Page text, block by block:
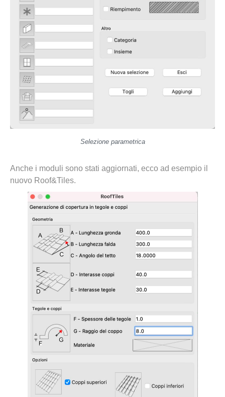
Selezione parametrica
Anche i moduli sono stati aggiornati, ecco ad esempio il
nuovo Roof&Tiles.